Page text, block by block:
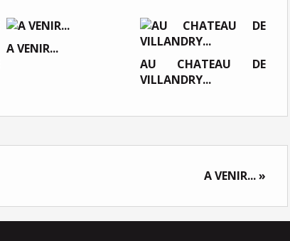
A VENIR...
AU CHATEAU DE
VILLANDRY...
A VENIR... »